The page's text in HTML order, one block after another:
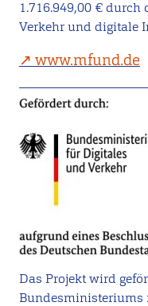
1.716.949,00 €
Verkehr und digitale
www.mfund.de
Das Projekt wird
Bundesministeriums